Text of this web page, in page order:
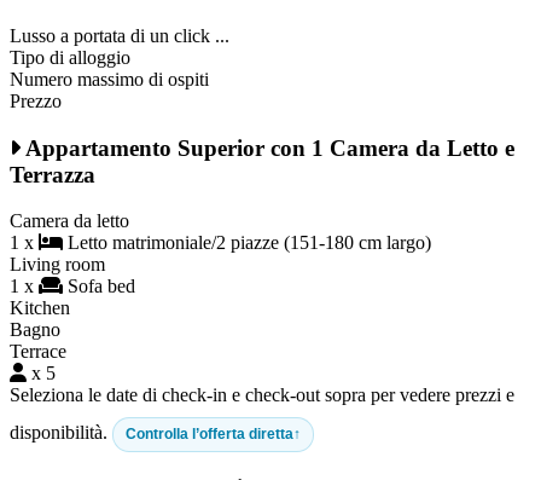
Lusso a portata di un click ...
Tipo di alloggio
Numero massimo di ospiti
Prezzo
Appartamento Superior con 1 Camera da Letto e
Terrazza
Camera da letto
1 x
Letto matrimoniale/2 piazze (151-180 cm largo)
Living room
1 x
Sofa bed
Kitchen
Bagno
Terrace
x 5
Seleziona le date di check-in e check-out sopra per vedere prezzi e
disponibilità.
Controlla l’offerta diretta